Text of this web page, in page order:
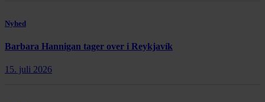
Nyhed
Barbara Hannigan tager over i Reykjavík
15. juli 2026